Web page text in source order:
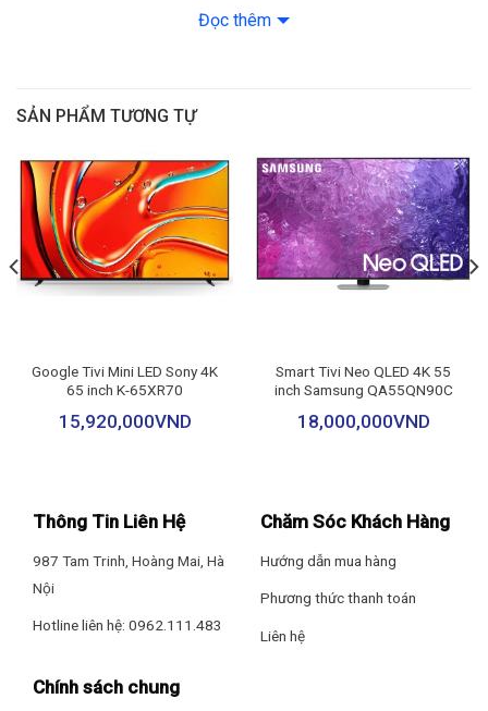
– Công nghệ điểm ảnh Pixel Dimming
– VRR 165 Hz
– Chuyển động mượt OLED Motion
– Chế độ game HGiG
– AI Picture Pro
– AI Emotional Remastering
– 4K Expression Enhancer
– 10 chế độ hình ảnh
tượng ngay từ cái nhìn đầu tiên nhờ thiết kế cực kỳ mỏng gọn và
tiết kiệm không gian mà còn mang lại cảm giác hài hòa, thanh
thoát và đậm chất tối giản.
Đọc thêm
SẢN PHẨM TƯƠNG TỰ
Google Tivi Mini LED Sony 4K
65 inch K-65XR70
15,920,000VND
Smart Tivi Neo QLED 4K 55
inch Samsung QA55QN90C
18,000,000VND
Thông Tin Liên Hệ
987 Tam Trinh, Hoàng Mai, Hà
Nội
Hotline liên hệ: 0962.111.483
Chăm Sóc Khách Hàng
Hướng dẫn mua hàng
Phương thức thanh toán
Liên hệ
Chính sách chung